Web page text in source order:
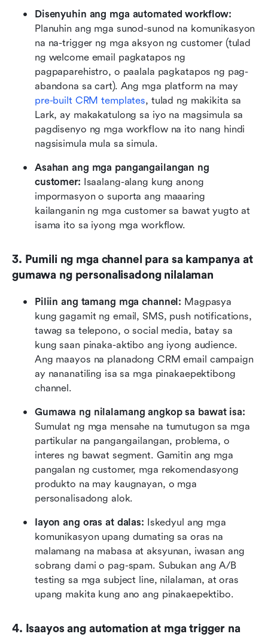
Disenyuhin ang mga automated workflow:
Planuhin ang mga sunod-sunod na komunikasyon
na na-trigger ng mga aksyon ng customer (tulad
ng welcome email pagkatapos ng
pagpaparehistro, o paalala pagkatapos ng pag-
pre-built CRM templates, tulad ng makikita sa
Lark, ay makakatulong sa iyo na magsimula sa
pagdisenyo ng mga workflow na ito nang hindi
nagsisimula mula sa simula.
Asahan ang mga pangangailangan ng
customer: Isaalang-alang kung anong
impormasyon o suporta ang maaaring
kailanganin ng mga customer sa bawat yugto at
isama ito sa iyong mga workflow.
3. Pumili ng mga channel para sa kampanya at
gumawa ng personalisadong nilalaman
Piliin ang tamang mga channel: Magpasya
kung gagamit ng email, SMS, push notifications,
tawag sa telepono, o social media, batay sa
kung saan pinaka-aktibo ang iyong audience.
Ang maayos na planadong CRM email campaign
ay nananatiling isa sa mga pinakaepektibong
channel.
Gumawa ng nilalamang angkop sa bawat isa:
Sumulat ng mga mensahe na tumutugon sa mga
partikular na pangangailangan, problema, o
interes ng bawat segment. Gamitin ang mga
pangalan ng customer, mga rekomendasyong
produkto na may kaugnayan, o mga
personalisadong alok.
Iayon ang oras at dalas: Iskedyul ang mga
komunikasyon upang dumating sa oras na
malamang na mabasa at aksyunan, iwasan ang
sobrang dami o pag-spam. Subukan ang A/B
testing sa mga subject line, nilalaman, at oras
upang makita kung ano ang pinakaepektibo.
4. Isaayos ang automation at mga trigger na